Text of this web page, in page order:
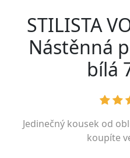
STILISTA
Nástěnná
bílá
Jedinečný kousek od
koupíte